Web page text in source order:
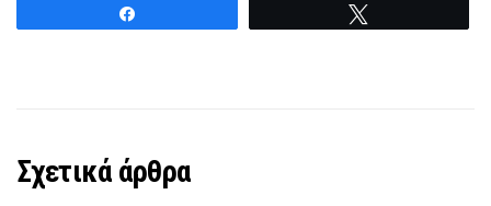
Σχετικά άρθρα